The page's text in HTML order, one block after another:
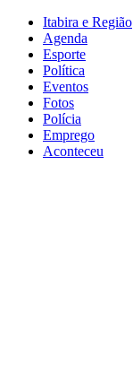
Itabira e Região
Agenda
Esporte
Política
Eventos
Fotos
Polícia
Emprego
Aconteceu